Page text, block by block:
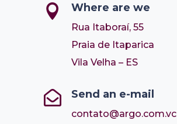
 Where are we
Rua Itaboraí, 55
Praia de Itaparica
Vila Velha – ES
 Send an e-mail
contato@argo.com.vc